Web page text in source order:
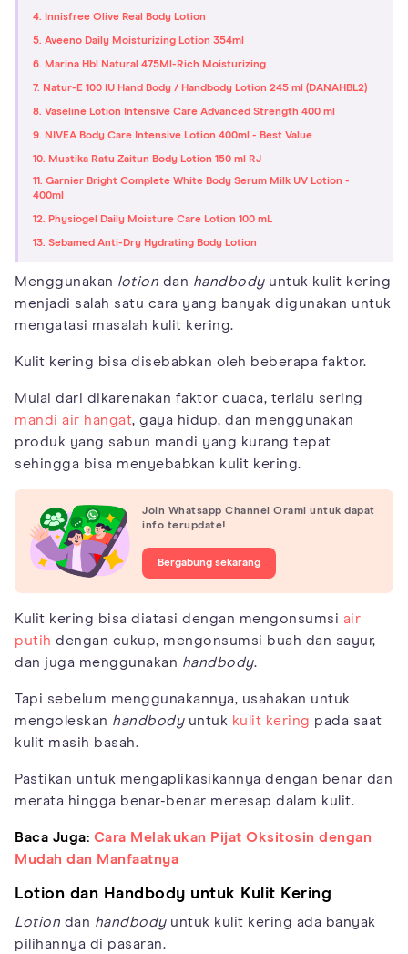
4. Innisfree Olive Real Body Lotion
5. Aveeno Daily Moisturizing Lotion 354ml
6. Marina Hbl Natural 475Ml-Rich Moisturizing
7. Natur-E 100 IU Hand Body / Handbody Lotion 245 ml (DANAHBL2)
8. Vaseline Lotion Intensive Care Advanced Strength 400 ml
9. NIVEA Body Care Intensive Lotion 400ml - Best Value
10. Mustika Ratu Zaitun Body Lotion 150 ml RJ
11. Garnier Bright Complete White Body Serum Milk UV Lotion -
400ml
12. Physiogel Daily Moisture Care Lotion 100 mL
13. Sebamed Anti-Dry Hydrating Body Lotion
Menggunakan lotion dan handbodyuntuk kulit kering
menjadi salah satu cara yang banyak digunakan untuk
mengatasi masalah kulit kering.
Kulit kering bisa disebabkan oleh beberapa faktor.
Mulai dari dikarenakan faktor cuaca, terlalu sering
mandi air hangat, gaya hidup, dan menggunakan
produk yang sabun mandi yang kurang tepat
sehingga bisa menyebabkan kulit kering.
Join Whatsapp Channel Orami untuk dapat
info terupdate!
Bergabung sekarang
Kulit kering bisa diatasi dengan mengonsumsi air
putih dengan cukup, mengonsumsi buah dan sayur,
dan juga menggunakan handbody.
Tapi sebelum menggunakannya, usahakan untuk
mengoleskan handbodyuntuk kulit kering pada saat
kulit masih basah.
Pastikan untuk mengaplikasikannya dengan benar dan
merata hingga benar-benar meresap dalam kulit.
Baca Juga: Cara Melakukan Pijat Oksitosin dengan
Mudah dan Manfaatnya
Lotion dan Handbody untuk Kulit Kering
Lotion dan handbodyuntuk kulit kering ada banyak
pilihannya di pasaran.